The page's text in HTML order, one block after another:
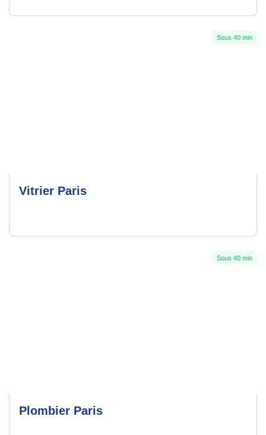
Sous 40 min
Vitrier Paris
Sous 40 min
Plombier Paris